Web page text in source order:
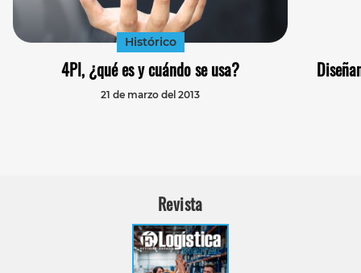
Histórico
4Pl, ¿qué es y cuándo se usa?
21 de marzo del 2013
Revista